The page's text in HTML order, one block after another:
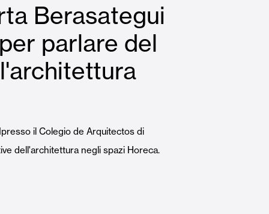
Tende interne
Porte Automatiche
Famiglie
Berasategui
parlare del
il Colegio de Arquitectos di
dell'architettura negli spazi Horeca.